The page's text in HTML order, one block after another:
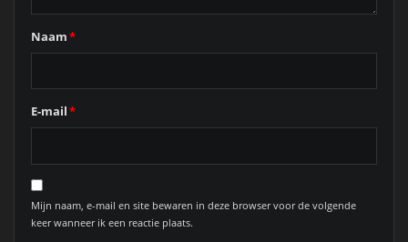
Naam*
E-mail*
Mijn naam, e-mail en site bewaren in deze browser voor de volgende
keer wanneer ik een reactie plaats.